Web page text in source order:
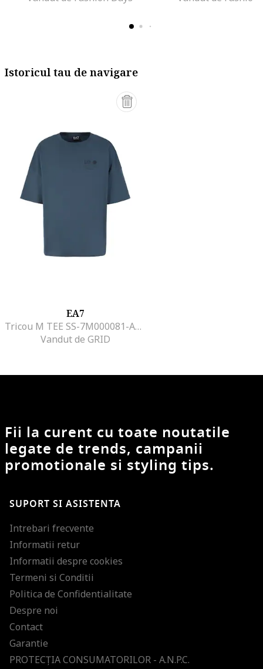
Istoricul tau de navigare
EA7
Tricou M TEE SS-7M000081-AF12874-U8106
Vandut de GRID
Fii la curent cu toate noutatile
legate de trends, campanii
promotionale si styling tips.
SUPORT SI ASISTENTA
Intrebari frecvente
Informatii retur
Informatii despre cookies
Termeni si Conditii
Politica de Confidentialitate
Despre noi
Contact
Garantie
PROTECŢIA CONSUMATORILOR - A.N.P.C.